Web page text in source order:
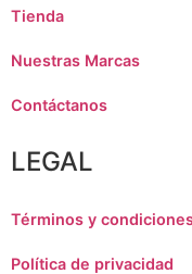
Tienda
Nuestras Marcas
Contáctanos
LEGAL
Términos y
Política de privacidad